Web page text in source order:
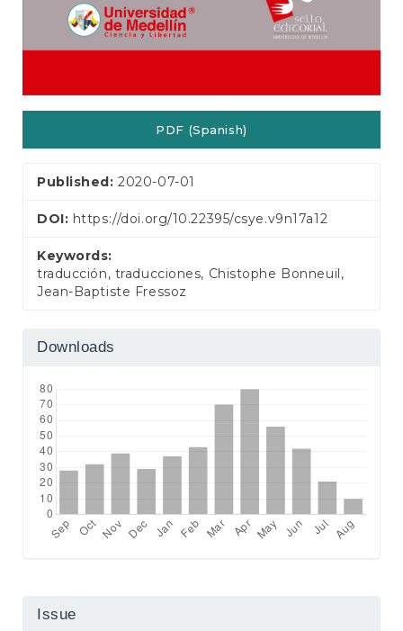
PDF (Spanish)
Published:2020-07-01
DOI: https://doi.org/10.22395/csye.v9n17a12
Keywords:
traducción, traducciones, Chistophe Bonneuil,
Jean-Baptiste Fressoz
Downloads
Issue